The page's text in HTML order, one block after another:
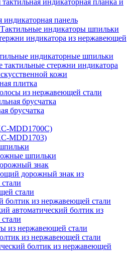
индикаторная планка и
индикаторная панель
индикаторы шпильки
индикатора из нержавеющей
индикаторные шпильки
стержни индикатора
кожи
плитка
из нержавеющей стали
брусчатка
брусчатка
MDD1700C)
MDD1703)
шпильки
знак
дорожный знак из
стали
болтик из нержавеющей стали
автоматический болтик из
из нержавеющей стали
из нержавеющей стали
болтик из нержавеющей